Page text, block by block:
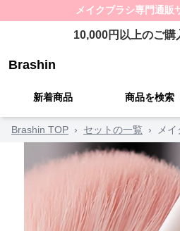
メイクブラシ専門通販
10,000円以上のご購
Brashin
新着商品 商品を検索
Brashin TOP › セットの一覧 › メ